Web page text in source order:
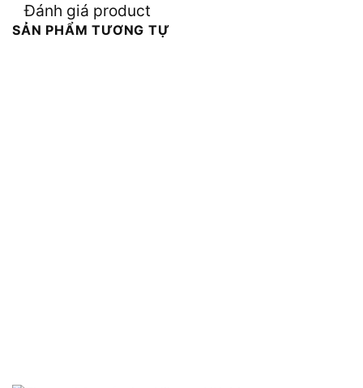
Đánh giá product
SẢN PHẨM TƯƠNG TỰ